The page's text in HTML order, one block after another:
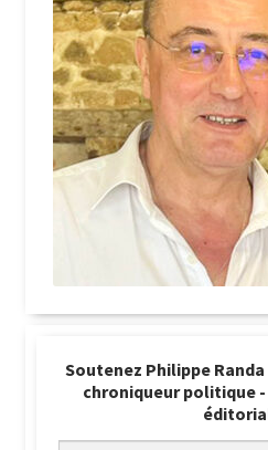
Soutenez Philippe
chroniqueur politique